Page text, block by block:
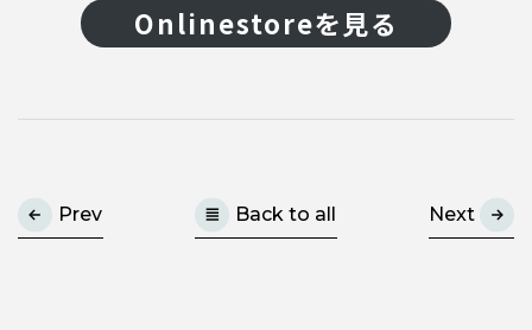
Onlinestoreを見る
Prev Back to all Next